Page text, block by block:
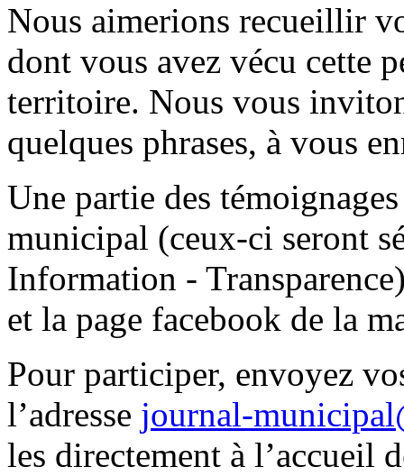
Nous aimerions recueillir
dont vous avez vécu cette
territoire. Nous vous
quelques phrases, à vous
Une partie des
municipal (ceux-ci seront
Information -
et la page facebook de la
Pour participer, envoyez
l’adresse journal-
les directement à l’accueil